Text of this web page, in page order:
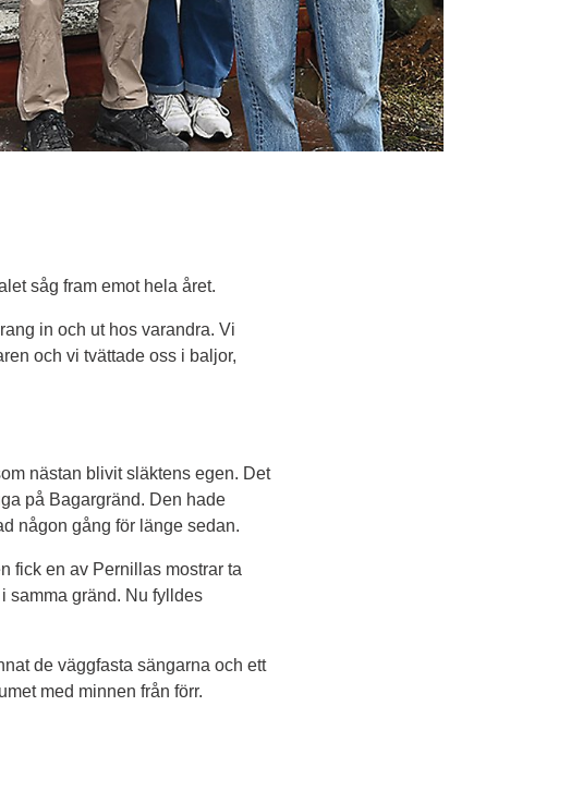
såg fram emot hela året.
in och ut hos varandra. Vi
och vi tvättade oss i baljor,
nästan blivit släktens egen. Det
på Bagargränd. Den hade
någon gång för länge sedan.
fick en av Pernillas mostrar ta
samma gränd. Nu fylldes
de väggfasta sängarna och ett
med minnen från förr.